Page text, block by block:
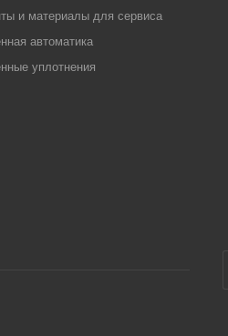
и материалы для сервиса
автоматика
уплотнения